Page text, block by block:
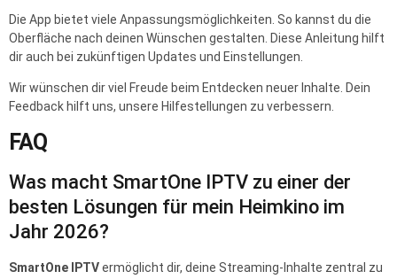
Die App bietet viele Anpassungsmöglichkeiten. So kannst du die
Oberfläche nach deinen Wünschen gestalten. Diese Anleitung hilft
dir auch bei zukünftigen Updates und Einstellungen.
Wir wünschen dir viel Freude beim Entdecken neuer Inhalte. Dein
Feedback hilft uns, unsere Hilfestellungen zu verbessern.
FAQ
Was macht SmartOne IPTV zu einer der
besten Lösungen für mein Heimkino im
Jahr 2026?
SmartOne IPTVermöglicht dir, deine Streaming-Inhalte zentral zu